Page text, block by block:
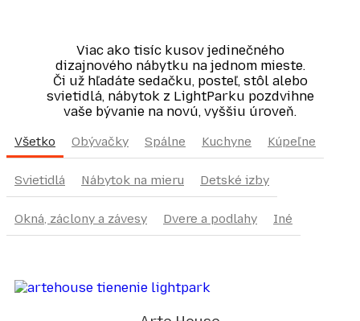
Viac ako tisíc kusov jedinečného
dizajnového nábytku na jednom mieste.
Či už hľadáte sedačku, posteľ, stôl alebo
svietidlá, nábytok z LightParku pozdvihne
vaše bývanie na novú, vyššiu úroveň.
Všetko Obývačky Spálne Kuchyne Kúpeľne
Svietidlá Nábytok na mieru Detské izby
Okná, záclony a závesy Dvere a podlahy Iné